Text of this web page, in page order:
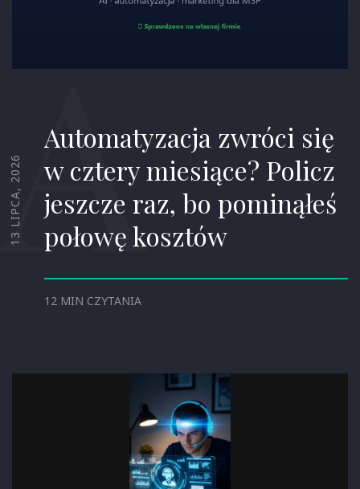
13 LIPCA, 2026
A
Automatyzacja zwróci się
w cztery miesiące? Policz
jeszcze raz, bo pominąłeś
połowę kosztów
12 MIN CZYTANIA